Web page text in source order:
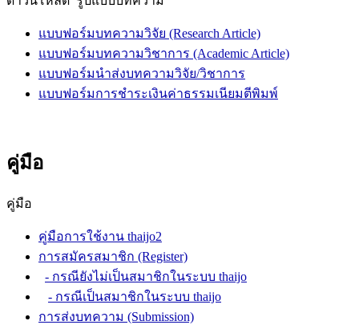
แบบฟอร์มบทความวิจัย (Research Article)
แบบฟอร์มบทความวิชาการ (Academic Article)
แบบฟอร์มนำส่งบทความวิจัย/วิชาการ
แบบฟอร์มการชำระเงินค่าธรรมเนียมตีพิมพ์
คู่มือ
คู่มือ
คู่มือการใช้งาน thaijo2
การสมัครสมาชิก (Register)
- กรณียังไม่เป็นสมาชิกในระบบ thaijo
- กรณีเป็นสมาชิกในระบบ thaijo
การส่งบทความ (Submission)